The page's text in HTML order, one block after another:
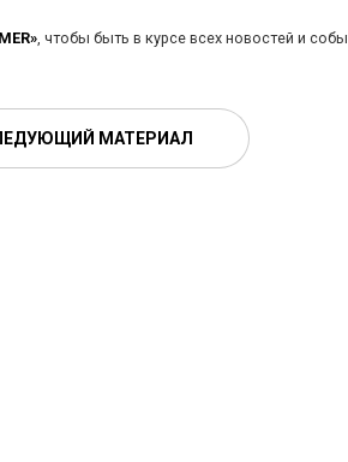
, чтобы быть в курсе всех новостей и
МАТЕРИАЛ